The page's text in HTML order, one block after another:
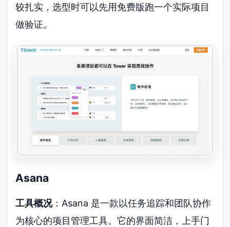
较扎实，选型时可以先用免费版跑一个实际项目
做验证。
Asana
工具概况：Asana 是一款以任务追踪和团队协作
为核心的项目管理工具。它的界面简洁，上手门